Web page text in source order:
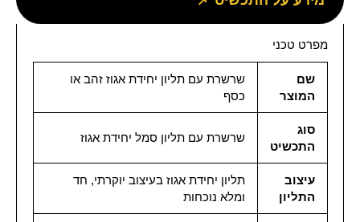
מפרט טכני
שם
המוצר
שרשרת עם תליון יחידת אגוז זהב או
כסף
סוג
התכשיט
שרשרת עם תליון סמל יחידת אגוז
עיצוב
התליון
תליון יחידת אגוז בעיצוב יוקרתי, חד
ומלא נוכחות